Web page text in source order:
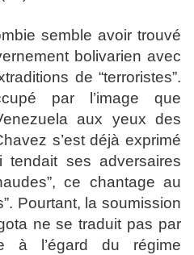
semble avoir trouvé
bolivarien avec
de “terroristes”.
par l’image que
aux yeux des
s’est déjà exprimé
tendait ses adversaires
ce chantage au
Pourtant, la soumission
ne se traduit pas par
à l’égard du régime